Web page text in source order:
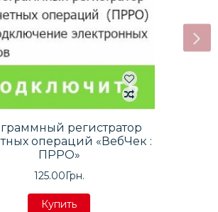
регистратор
операций «ВебЧек :
ПРРО»
125.00Грн.
Купить
Купить